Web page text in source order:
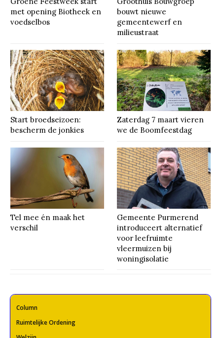
met opening Biotheek en
voedselbos
bouwt nieuwe
gemeentewerf en
milieustraat
Start broedseizoen:
bescherm de jonkies
Zaterdag 7 maart vieren
we de Boomfeestdag
Tel mee én maak het
verschil
Gemeente Purmerend
introduceert alternatief
voor leefruimte
vleermuizen bij
woningisolatie
Column
Ruimtelijke Ordening